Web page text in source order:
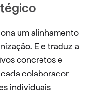
um alinhamento
Ele traduz a
concretos e
colaborador
individuais